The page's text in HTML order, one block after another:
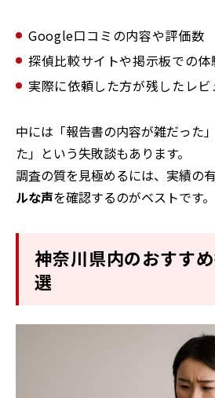
Google口コミの内容や評価数
探偵比較サイトや掲示板での体
実際に依頼した方が残したレビ
中には「報告書の内容が雑だった
た」という失敗談もあります。
調査の質を見極めるには、実績の
ルな声を確認するのがベストです。
神奈川県内のおすす
選